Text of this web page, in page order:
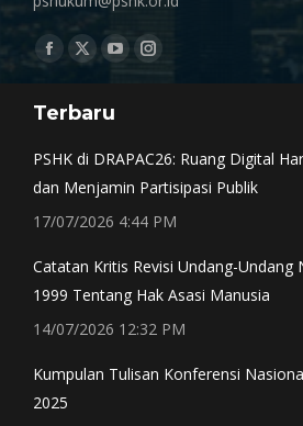
Find us on:
Facebook
opens
window
X
opens
window
YouTube
opens
Instagram
window
Terbaru
PSHK di DRAPAC26: Ruang Digital
dan Menjamin Partisipasi Publik
17/07/2026 4:44 PM
Catatan Kritis Revisi Undang-Undang
1999 Tentang Hak Asasi Manusia
14/07/2026 12:32 PM
Kumpulan Tulisan Konferensi
2025